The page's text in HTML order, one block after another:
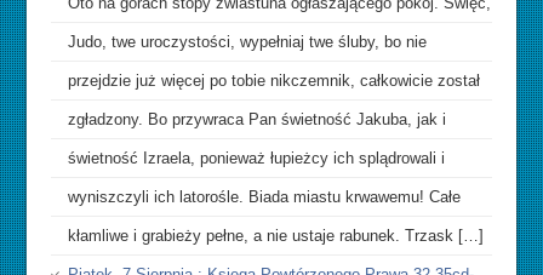
Judo, twe uroczystości, wypełniaj twe śluby, bo nie
przejdzie już więcej po tobie nikczemnik, całkowicie został
zgładzony. Bo przywraca Pan świetność Jakuba, jak i
świetność Izraela, ponieważ łupieżcy ich splądrowali i
wyniszczyli ich latorośle. Biada miastu krwawemu! Całe
kłamliwe i grabieży pełne, a nie ustaje rabunek. Trzask […]